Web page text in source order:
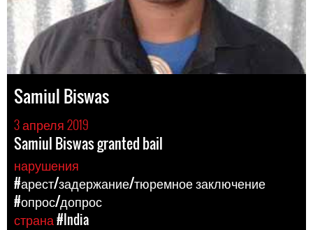
Samiul Biswas
3 апреля 2019
Samiul Biswas granted bail
нарушения
#арест/задержание/тюремное заключение
#опрос/допрос
страна#India